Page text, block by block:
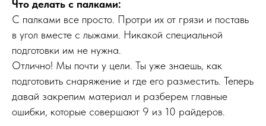
Что делать с палками:
С палками все просто. Протри их от грязи и поставь
в угол вместе с лыжами. Никакой специальной
подготовки им не нужна.
Отлично! Мы почти у цели. Ты уже знаешь, как
подготовить снаряжение и где его разместить. Теперь
давай закрепим материал и разберем главные
ошибки, которые совершают 9 из 10 райдеров.